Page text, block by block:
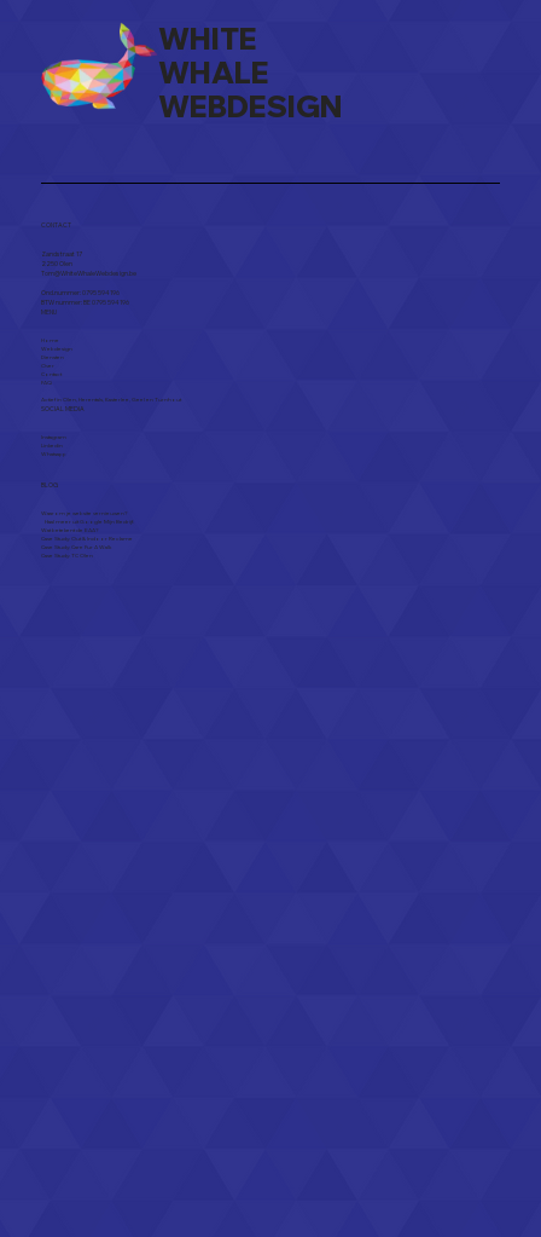
WHITE
WHALE
WEBDESIGN
CONTACT
Zandstraat 17
2250 Olen​
Tom@WhiteWhaleWebdesign.be
Ond.nummer: 0795 594 196
BTW nummer: BE 0795 594 196
MENU
Home
Webdesign
Diensten
Over
Contact
FAQ
Actief inOlen ,Herentals ,Kasterlee ,Geelen Turnhout
SOCIAL MEDIA
Instagram
Linkedin
Whatsapp
BLOG
Waarom je website vernieuwen?
Haal meer uit Google Mijn Bedrijf.
Wat betekent de EAA?
Case Study: Out & Indoor Reclame
Case Study: Care Fur A Walk
Case Study: TC Olen